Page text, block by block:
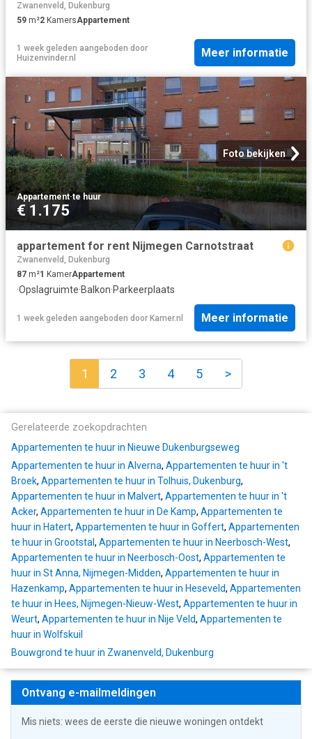
Zwanenveld, Dukenburg
59 m²2 KamersAppartement
1 week geleden aangeboden door
Huizenvinder.nl
Meer informatie
Foto bekijken
Appartement·te huur
€ 1.175
appartement for rent Nijmegen Carnotstraat
Zwanenveld, Dukenburg
87 m²1 KamerAppartement
·Opslagruimte·Balkon·Parkeerplaats
1 week geleden aangeboden door Kamer.nl Meer informatie
1 2 3 4 5 >
Gerelateerde zoekopdrachten
Appartementen te huur in Nieuwe Dukenburgseweg
Appartementen te huur in Alverna, Appartementen te huur in 't
Broek, Appartementen te huur in Tolhuis, Dukenburg,
Appartementen te huur in Malvert, Appartementen te huur in 't
Acker, Appartementen te huur in De Kamp, Appartementen te
huur in Hatert, Appartementen te huur in Goffert, Appartementen
te huur in Grootstal, Appartementen te huur in Neerbosch-West,
Appartementen te huur in Neerbosch-Oost, Appartementen te
huur in St Anna, Nijmegen-Midden, Appartementen te huur in
Hazenkamp, Appartementen te huur in Heseveld, Appartementen
te huur in Hees, Nijmegen-Nieuw-West, Appartementen te huur in
Weurt, Appartementen te huur in Nije Veld, Appartementen te
huur in Wolfskuil
Bouwgrond te huur in Zwanenveld, Dukenburg
Ontvang e-mailmeldingen
Mis niets: wees de eerste die nieuwe woningen ontdekt